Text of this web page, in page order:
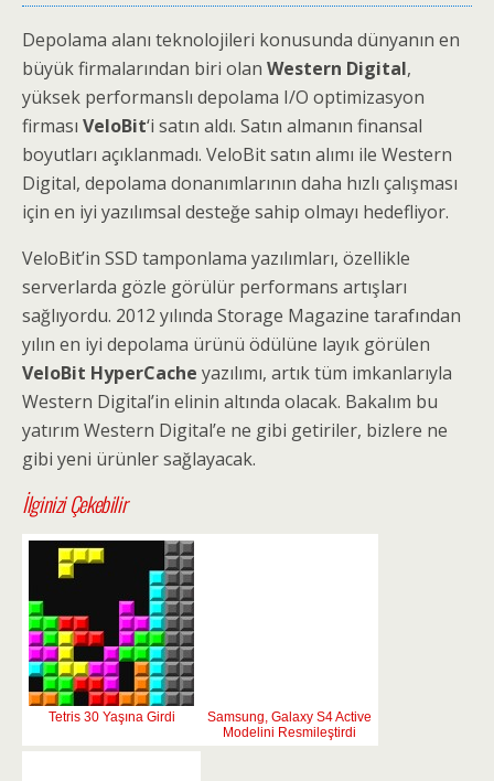
Depolama alanı teknolojileri konusunda dünyanın en
büyük firmalarından biri olan Western Digital,
yüksek performanslı depolama I/O optimizasyon
firması VeloBit‘i satın aldı. Satın almanın finansal
boyutları açıklanmadı. VeloBit satın alımı ile Western
Digital, depolama donanımlarının daha hızlı çalışması
için en iyi yazılımsal desteğe sahip olmayı hedefliyor.
VeloBit’in SSD tamponlama yazılımları, özellikle
serverlarda gözle görülür performans artışları
sağlıyordu. 2012 yılında Storage Magazine tarafından
yılın en iyi depolama ürünü ödülüne layık görülen
VeloBit HyperCache yazılımı, artık tüm imkanlarıyla
Western Digital’in elinin altında olacak. Bakalım bu
yatırım Western Digital’e ne gibi getiriler, bizlere ne
gibi yeni ürünler sağlayacak.
İlginizi Çekebilir
Tetris 30 Yaşına Girdi
Samsung, Galaxy S4 Active
Modelini Resmileştirdi